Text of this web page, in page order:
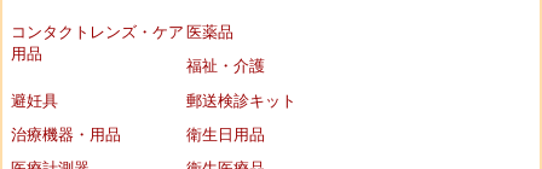
コンタクトレンズ・ケア
用品
医薬品
福祉・介護
避妊具
郵送検診キット
治療機器・用品
衛生日用品